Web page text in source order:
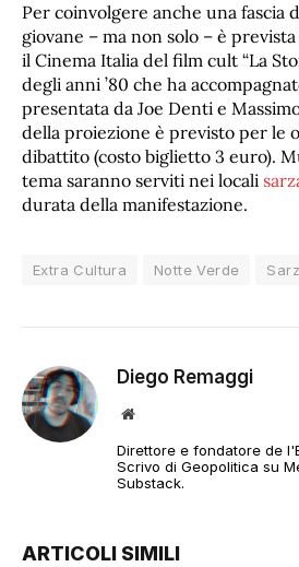
Per coinvolgere anche una fascia
giovane – ma non solo – è
il Cinema Italia del film cult “La
degli anni ’80 che ha
presentata da Joe Denti e
della proiezione è previsto per le
dibattito (costo biglietto 3 euro).
tema saranno serviti nei locali
durata della manifestazione.
Extra Cultura Notte Verde
Diego Remaggi
Sito
Direttore e fondatore de
Scrivo di Geopolitica su
Substack.
ARTICOLI SIMILI